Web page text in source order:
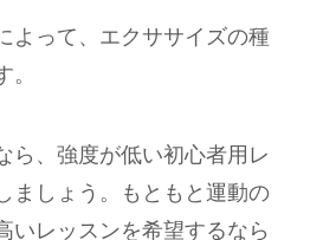
よって、エクササイズの種
ら、強度が低い初心者用レ
ましょう。もともと運動の
いレッスンを希望するなら